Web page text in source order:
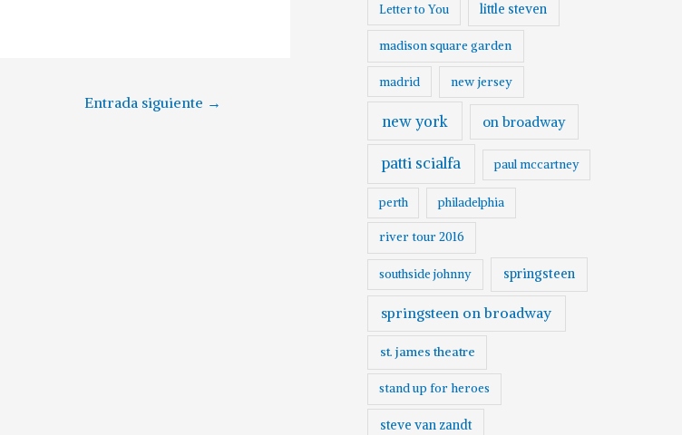
Entrada siguiente →
Letter to You little steven
madison square garden
madrid new jersey
new york on broadway
patti scialfa paul mccartney
perth philadelphia
river tour 2016
southside johnny springsteen
springsteen on broadway
st. james theatre
stand up for heroes
steve van zandt